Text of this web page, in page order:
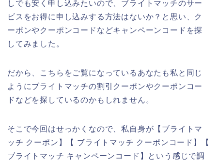
しでも安く申し込みたいので、ブライトマッチのサー
ビスをお得に申し込みする方法はないか？と思い、ク
ーポンやクーポンコードなどキャンペーンコードを探
してみました。
だから、こちらをご覧になっているあなたも私と同じ
ようにブライトマッチの割引クーポンやクーポンコー
ドなどを探しているのかもしれません。
そこで今回はせっかくなので、私自身が【ブライトマ
ッチ クーポン】【 ブライトマッチ クーポンコード】【
ブライトマッチ キャンペーンコード】という感じで調